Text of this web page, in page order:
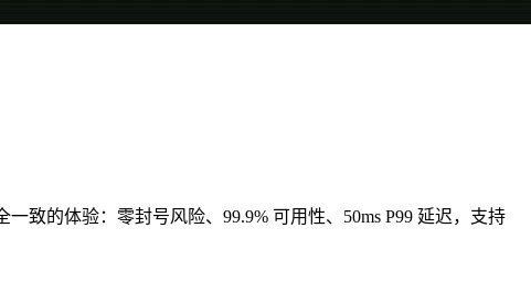
致的体验：零封号风险、99.9% 可用性、50ms P99 延迟，支持